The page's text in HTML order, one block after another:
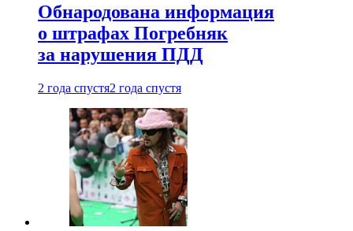
Обнародована информация
о штрафах Погребняк
за нарушения ПДД
2 года спустя2 года спустя